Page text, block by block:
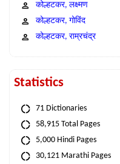
कोल्हटकर, लक्ष्मण
कोल्हटकर, गोविंद
कोल्हटकर, राम्रचंद्र
Statistics
71 Dictionaries
58,915 Total Pages
5,000 Hindi Pages
30,121 Marathi Pages